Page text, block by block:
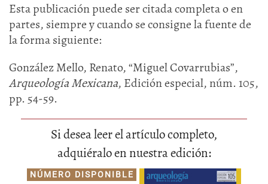
Esta publicación puede ser citada completa o en
partes, siempre y cuando se consigne la fuente de
la forma siguiente:
González Mello, Renato, “Miguel Covarrubias”,
Arqueología Mexicana, Edición especial, núm. 105,
pp. 54-59.
Si desea leer el artículo completo,
adquiéralo en nuestra edición:
NÚMERO DISPONIBLE